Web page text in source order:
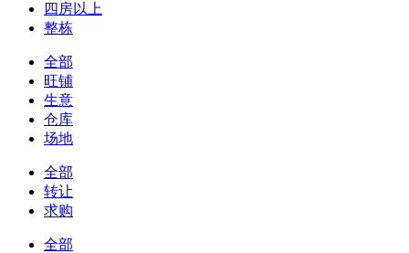
四房以上
整栋
全部
旺铺
生意
仓库
场地
全部
转让
求购
全部